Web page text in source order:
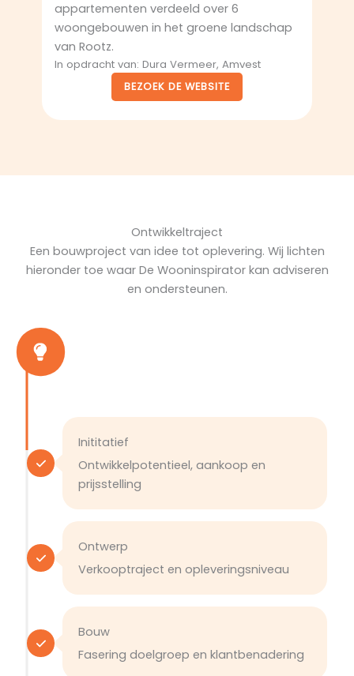
appartementen verdeeld over 6
woongebouwen in het groene landschap
van Rootz.
In opdracht van: Dura Vermeer, Amvest
BEZOEK DE WEBSITE
Ontwikkel­­traject
Een bouwproject van idee tot oplevering. Wij lichten
hieronder toe waar De Wooninspirator kan adviseren
en ondersteunen.
Inititatief
Ontwikkelpotentieel, aankoop en
prijsstelling
Ontwerp
Verkooptraject en opleveringsniveau
Bouw
Fasering doelgroep en klantbenadering